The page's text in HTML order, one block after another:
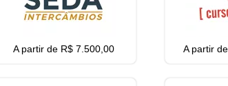
A partir de R$ 7.500,00 A partir